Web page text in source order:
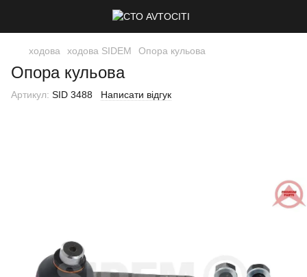
ходова ходова SIDEM Опора кульова
Опора кульова
Артикул: SID 3488 Написати відгук